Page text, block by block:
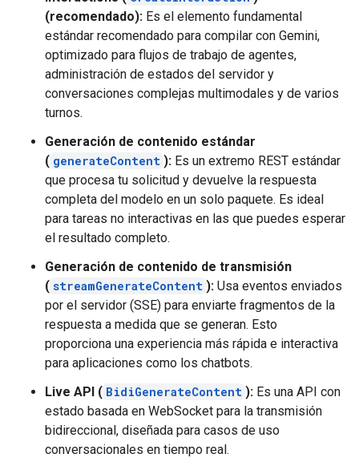
(recomendado): Es el elemento fundamental
estándar recomendado para compilar con Gemini,
optimizado para flujos de trabajo de agentes,
administración de estados del servidor y
conversaciones complejas multimodales y de varios
turnos.
Generación de contenido estándar
( generateContent ): Es un extremo REST estándar
que procesa tu solicitud y devuelve la respuesta
completa del modelo en un solo paquete. Es ideal
para tareas no interactivas en las que puedes esperar
el resultado completo.
Generación de contenido de transmisión
( streamGenerateContent ): Usa eventos enviados
por el servidor (SSE) para enviarte fragmentos de la
respuesta a medida que se generan. Esto
proporciona una experiencia más rápida e interactiva
para aplicaciones como los chatbots.
Live API ( BidiGenerateContent ): Es una API con
estado basada en WebSocket para la transmisión
bidireccional, diseñada para casos de uso
conversacionales en tiempo real.